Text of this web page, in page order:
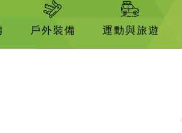
戶外裝備 運動與旅遊